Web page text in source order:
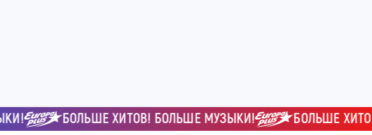
БОЛЬШЕ ХИТОВ! БОЛЬШЕ МУЗЫКИ! БОЛЬШЕ ХИТОВ!